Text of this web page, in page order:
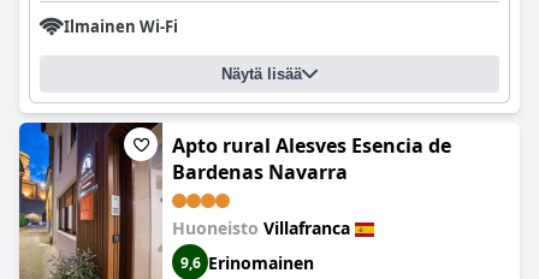
Ilmainen Wi-Fi
Näytä lisää
Apto rural Alesves Esencia de
Bardenas Navarra
Huoneisto Villafranca
9,6 Erinomainen